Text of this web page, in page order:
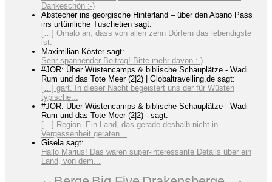
Dankeschön :-)
Abstecher ins georgische Hinterland – über den Abano Pass
ins urtümliche Tuschetien sagt:
[…] Omalo an, dass von allen zehn Dörfern das lebendigste
ist.
Maximilian Köster sagt:
Sehr spannender Beitrag! Bitte mehr davon :-)
#JOR: Über Wüstencamps & biblische Schauplätze - Wadi
Rum und das Tote Meer (2|2) | Globaltravelling.de sagt:
[…] gart. In dieser Nacht begeistert uns der für Wüsten
typische...
#JOR: Über Wüstencamps & biblische Schauplätze - Wadi
Rum und das Tote Meer (2|2) - sagt:
[…] Region. Ein Land, das gerade deshalb nicht in
Vergessenheit geraten...
Gisela sagt:
Hallo Marius! Das waren super-interessante Details über ein
Land, von dem...